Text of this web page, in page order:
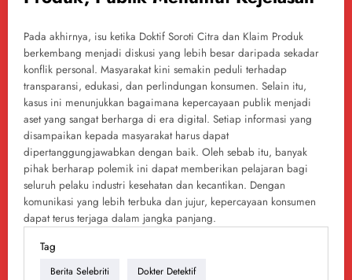
Pada akhirnya, isu ketika Doktif Soroti Citra dan Klaim Produk
berkembang menjadi diskusi yang lebih besar daripada sekadar
konflik personal. Masyarakat kini semakin peduli terhadap
transparansi, edukasi, dan perlindungan konsumen. Selain itu,
kasus ini menunjukkan bagaimana kepercayaan publik menjadi
aset yang sangat berharga di era digital. Setiap informasi yang
disampaikan kepada masyarakat harus dapat
dipertanggungjawabkan dengan baik. Oleh sebab itu, banyak
pihak berharap polemik ini dapat memberikan pelajaran bagi
seluruh pelaku industri kesehatan dan kecantikan. Dengan
komunikasi yang lebih terbuka dan jujur, kepercayaan konsumen
dapat terus terjaga dalam jangka panjang.
Tag
Berita Selebriti Dokter Detektif